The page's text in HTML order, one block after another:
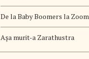
De la Baby Boomers la
Aşa murit-a Zarathustra